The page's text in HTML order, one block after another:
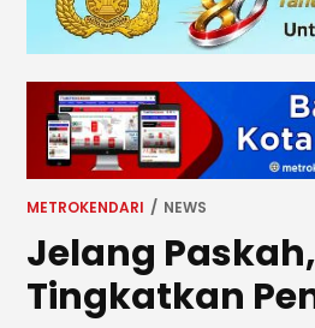
METROKENDARI NEWS
Jelang
Tingkatkan